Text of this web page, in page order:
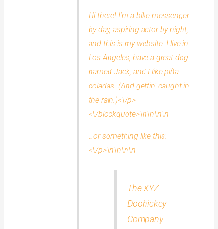
Hi there! I’m a bike messenger
by day, aspiring actor by night,
and this is my website. I live in
Los Angeles, have a great dog
named Jack, and I like piña
coladas. (And gettin’ caught in
the rain.)<\/p>
<\/blockquote>\n\n\n\n
…or something like this:
<\/p>\n\n\n\n
The XYZ
Doohickey
Company